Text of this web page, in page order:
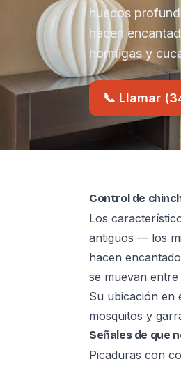
huecos
hacen
hormigas y
📞 Llamar
Control de
Los
antiguos — los
hacen
se muevan
Su ubicación en
mosquitos y
Señales de que
Picaduras con